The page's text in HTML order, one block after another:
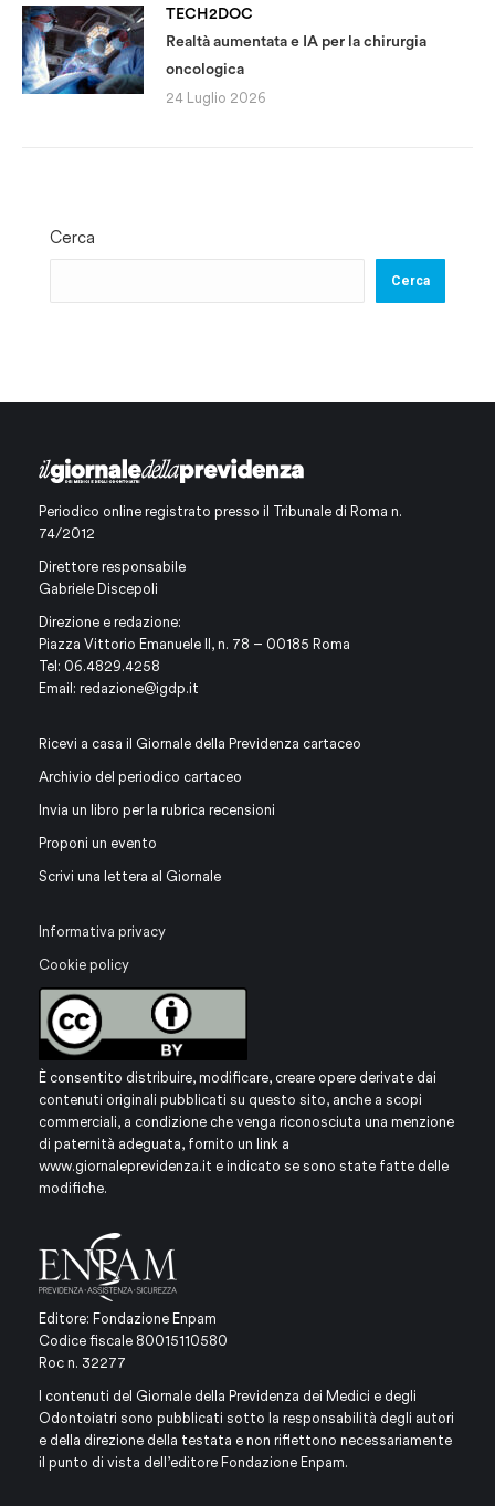
TECH2DOC
Realtà aumentata e IA per la chirurgia
oncologica
24 Luglio 2026
Cerca
Cerca
Periodico online registrato presso il Tribunale di Roma n.
74/2012
Direttore responsabile
Gabriele Discepoli
Direzione e redazione:
Piazza Vittorio Emanuele II, n. 78 – 00185 Roma
Tel: 06.4829.4258
Email: redazione@igdp.it
Ricevi a casa il Giornale della Previdenza cartaceo
Archivio del periodico cartaceo
Invia un libro per la rubrica recensioni
Proponi un evento
Scrivi una lettera al Giornale
Informativa privacy
Cookie policy
È consentito distribuire, modificare, creare opere derivate dai
contenuti originali pubblicati su questo sito, anche a scopi
commerciali, a condizione che venga riconosciuta una menzione
di paternità adeguata, fornito un link a
www.giornaleprevidenza.it e indicato se sono state fatte delle
modifiche.
Editore: Fondazione Enpam
Codice fiscale 80015110580
Roc n. 32277
I contenuti del Giornale della Previdenza dei Medici e degli
Odontoiatri sono pubblicati sotto la responsabilità degli autori
e della direzione della testata e non riflettono necessariamente
il punto di vista dell’editore Fondazione Enpam.